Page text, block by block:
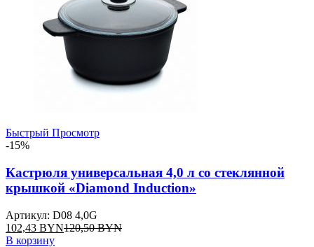
Быстрый Просмотр
-15%
Кастрюля универсальная 4,0 л со стеклянной
крышкой «Diamond Induction»
Артикул: D08 4,0G
102,43 BYN120,50BYN
В корзину